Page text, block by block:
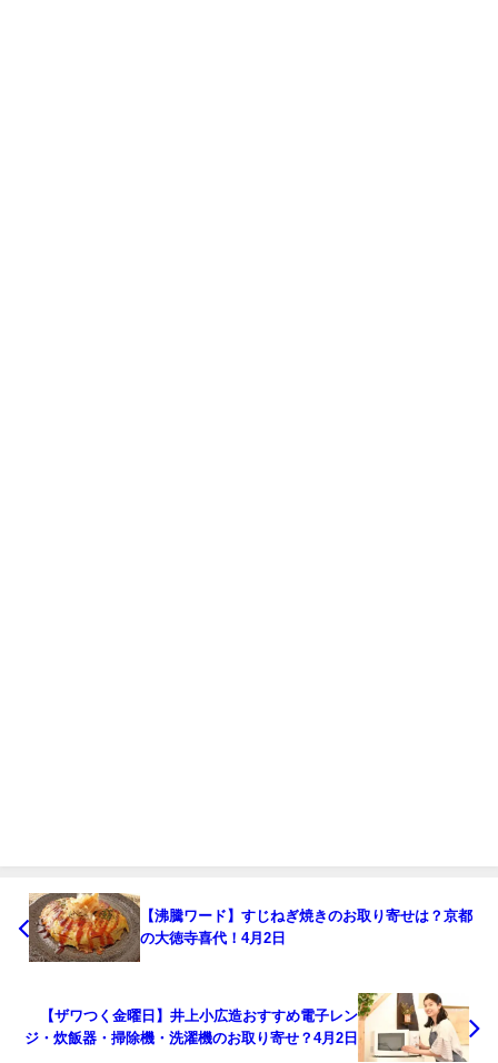
【沸騰ワード】すじねぎ焼きのお取り寄せは？京都
の大徳寺喜代！4月2日
【ザワつく金曜日】井上小広造おすすめ電子レン
ジ・炊飯器・掃除機・洗濯機のお取り寄せ？4月2日